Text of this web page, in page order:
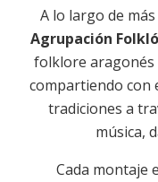
A lo largo de
Agrupación
folklore aragonés
compartiendo con
tradiciones a
música,
Cada montaje